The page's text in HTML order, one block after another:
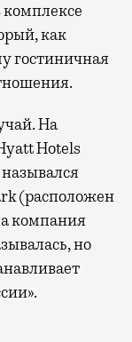
комплексе
как
гостиничная
На
Hotels
(расположен
компания
но